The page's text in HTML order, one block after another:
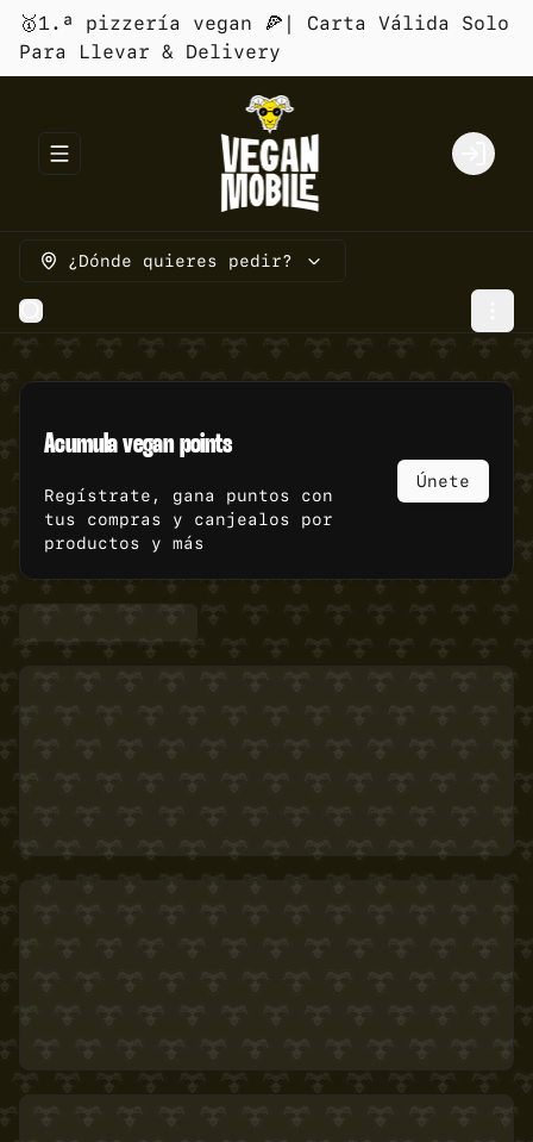
🥇1.ª pizzería vegan 🍕| Carta Válida Solo
Para Llevar & Delivery
Abrir menu de navegación Login
¿Dónde quieres pedir?
Acumulavegan points
Regístrate, gana puntos con
tus compras y canjealos por
productos y más
Únete